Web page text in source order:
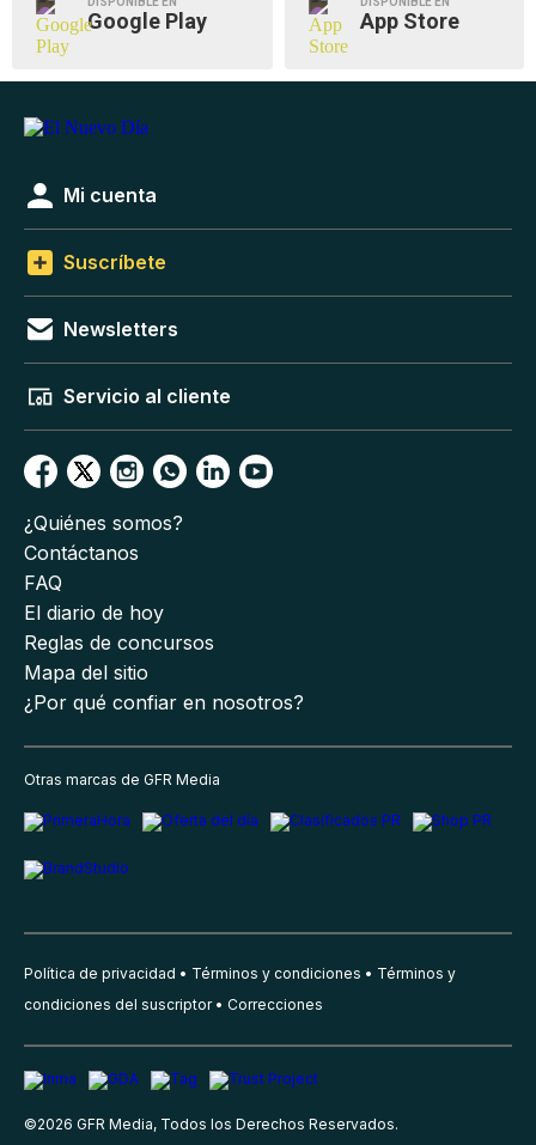
Google Play App Store
Mi cuenta
Suscríbete
Newsletters
Servicio al cliente
¿Quiénes somos?
Contáctanos
FAQ
El diario de hoy
Reglas de concursos
Mapa del sitio
¿Por qué confiar en nosotros?
Otras marcas de GFR Media
Política de privacidad Términos y condiciones
Términos y
condiciones del suscriptor
Correcciones
©2026 GFR Media, Todos los Derechos Reservados.